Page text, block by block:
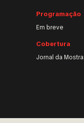
Programação
Em breve
Cobertura
Jornal da Mostra